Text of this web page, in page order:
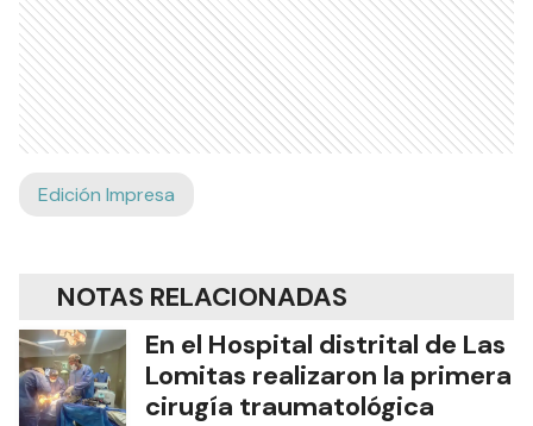
Edición Impresa
NOTAS RELACIONADAS
En el Hospital distrital de Las
Lomitas realizaron la primera
cirugía traumatológica